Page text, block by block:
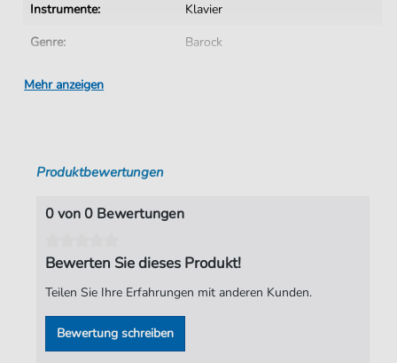
Instrumente:
Klavier
Genre:
Barock
Ära:
Autoren:
Seiten:
Verlag:
Jürgen Knuth
Mehr anzeigen
Produktbewertungen
0 von 0 Bewertungen
Bewerten Sie dieses Produkt!
Teilen Sie Ihre Erfahrungen mit anderen Kunden.
Bewertung schreiben